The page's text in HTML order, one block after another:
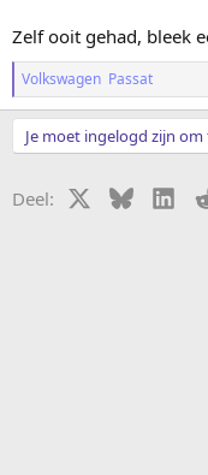
Zelf ooit gehad, bleek
Volkswagen Passat
Je moet ingelogd zijn
Deel: Bluesky